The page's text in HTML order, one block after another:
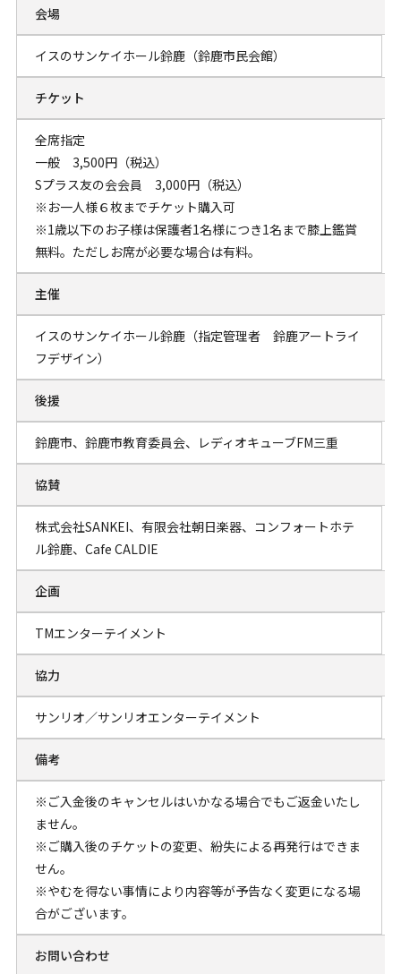
会場
イスのサンケイホール鈴鹿（鈴鹿市民会館）
チケット
全席指定
一般 3,500円（税込）
Sプラス友の会会員 3,000円（税込）
※お一人様６枚までチケット購入可
※1歳以下のお子様は保護者1名様につき1名まで膝上鑑賞
無料。ただしお席が必要な場合は有料。
主催
イスのサンケイホール鈴鹿（指定管理者 鈴鹿アートライ
フデザイン）
後援
鈴鹿市、鈴鹿市教育委員会、レディオキューブFM三重
協賛
株式会社SANKEI、有限会社朝日楽器、コンフォートホテ
ル鈴鹿、Cafe CALDIE
企画
TMエンターテイメント
協力
サンリオ／サンリオエンターテイメント
備考
※ご入金後のキャンセルはいかなる場合でもご返金いたし
ません。
※ご購入後のチケットの変更、紛失による再発行はできま
せん。
※やむを得ない事情により内容等が予告なく変更になる場
合がございます。
お問い合わせ